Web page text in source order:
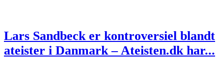
Lars Sandbeck er kontroversiel blandt
ateister i Danmark – Ateisten.dk har...